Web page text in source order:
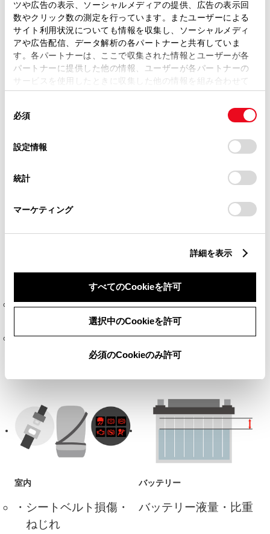
ツや広告の表示、ソーシャルメディアの提供、広告の表示回
数やクリック数の測定を行っています。またユーザーによる
サイト利用状況についても情報を収集し、ソーシャルメディ
アや広告配信、データ解析の各パートナーと共有していま
す。各パートナーは、ここで収集された情報とユーザーが各
パートナーに提供した他の情報、ユーザーが各パートナーの
サービスを使用したときに収集した他の情報を組み合わせて
使用することがあります。当ウェブサイトの使用を続行する
デバイスにすべてのCookie(クッキー)が保存されることに同
意したことになります。Cookie(クッキー)のオプトアウト、
設定の変更、同意を撤回したりするにあたっては、当社の
「Cookie（クッキー）情報の取り扱いについて
」をご覧くだ
必須
設定情報
統計
マーケティング
詳細を表示
すべてのCookieを許可
選択中のCookieを許可
必須のCookieのみ許可
販売店をさがす
トヨタオリジナル点検について
トヨタのオリジナル点検では、以下の10項目を点検いたしま
が異なる場合があります。
ブレーキペダルの踏
パーキングブレーキ
レバーの引きしろ・
オイル・液量
エンジンオイル、ブレ
ーキフルード、ウィン
ドウォッシャー、エン
ジン冷却水の量
室内
シートベルト損傷・
ねじれ
バッテリー
バッテリー液量・比重